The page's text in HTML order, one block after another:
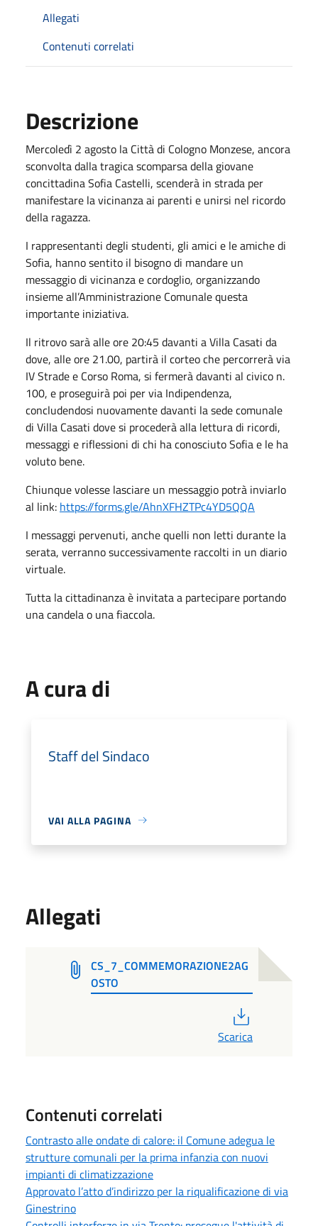
Allegati
Contenuti correlati
Descrizione
Mercoledì 2 agosto la Città di Cologno Monzese, ancora
sconvolta dalla tragica scomparsa della giovane
concittadina Sofia Castelli, scenderà in strada per
manifestare la vicinanza ai parenti e unirsi nel ricordo
della ragazza.
I rappresentanti degli studenti, gli amici e le amiche di
Sofia, hanno sentito il bisogno di mandare un
messaggio di vicinanza e cordoglio, organizzando
insieme all’Amministrazione Comunale questa
importante iniziativa.
Il ritrovo sarà alle ore 20:45 davanti a Villa Casati da
dove, alle ore 21.00, partirà il corteo che percorrerà via
IV Strade e Corso Roma, si fermerà davanti al civico n.
100, e proseguirà poi per via Indipendenza,
concludendosi nuovamente davanti la sede comunale
di Villa Casati dove si procederà alla lettura di ricordi,
messaggi e riflessioni di chi ha conosciuto Sofia e le ha
voluto bene.
Chiunque volesse lasciare un messaggio potrà inviarlo
al link: https://forms.gle/AhnXFHZTPc4YD5QQA
I messaggi pervenuti, anche quelli non letti durante la
serata, verranno successivamente raccolti in un diario
virtuale.
Tutta la cittadinanza è invitata a partecipare portando
una candela o una fiaccola.
A cura di
Staff del Sindaco
VAI ALLA PAGINA
Allegati
CS_7_COMMEMORAZIONE2AG
OSTO
Scarica
Contenuti correlati
Contrasto alle ondate di calore: il Comune adegua le
strutture comunali per la prima infanzia con nuovi
impianti di climatizzazione
Approvato l’atto d’indirizzo per la riqualificazione di via
Ginestrino